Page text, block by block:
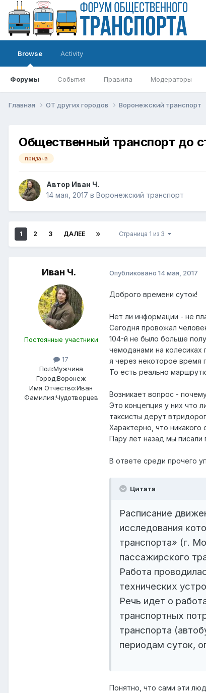
Browse
Форумы События Правила Модераторы
Activity
Главная ОТ других городов Воронежский транспорт
Общественный транспорт до
придача
Автор Иван Ч.
14 мая, 2017 в Воронежский транспорт
1 2 3 ДАЛЕЕ Страница 1 из 3
Иван Ч.
Постоянные участники
17
Пол:Мужчина
Город:Воронеж
Имя Отчество:Иван
Фамилия:Чудотворцев
Опубликовано 14 мая, 2017
Доброго времени суток!
Нет ли информации - не
Сегодня провожал
104-й не было больше
чемоданами на
я через некоторое время
То есть реально
Возникает вопрос -
Это концепция у них что
таксисты дерут
Характерно, что
Пару лет назад мы писали
В ответе среди прочего
Цитата
Расписание
исследования
транспорта» (г.
пассажирского
Работа
технических
Речь идет о
транспортных
транспорта
периодам суток,
Понятно, что сами эти